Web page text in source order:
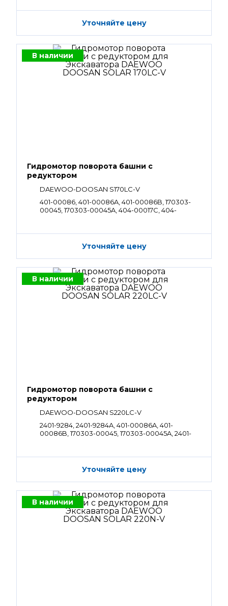
Уточняйте цену
В наличии
Гидромотор поворота башни с
редуктором
DAEWOO-DOOSAN S170LC-V
401-00086, 401-00086A, 401-00086B, 170303-
00045, 170303-00045A, 404-00017C, 404-
Уточняйте цену
В наличии
Гидромотор поворота башни с
редуктором
DAEWOO-DOOSAN S220LC-V
2401-9284, 2401-9284A, 401-00086A, 401-
00086B, 170303-00045, 170303-00045A, 2401-
1063C,2404-1063E, 2404-1063G, 2404-1063I, 2404-
1063J, K1004160A, 130426-00004
Уточняйте цену
В наличии